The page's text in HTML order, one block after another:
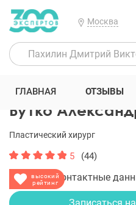
Москва
300 Экспертов Пластические
Бутко
высокий
рейтинг
Пластический хирург
5 (44)
Показать контактные
ГЛАВНАЯ ОТЗЫВЫ